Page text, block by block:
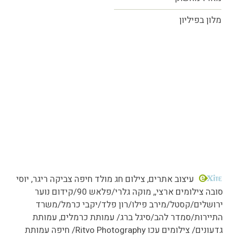
מלון בפיליון
עיצוב אתרים, צילום חג מולד חיפה צביקה ריגר, יוסי
סובה צילומים ארצי,, מוקה גלרי/
פלאש 90/קידום נוער
ירושלים/קסטל/מירב פילו/רון פלד/יקבי כרמל/משרד
התיירות/סמדר להב/סיגל ברג/ עמותת כרמלים, עמותת
גדעונים/ צילומים עכו Ritvo Photography/ חיפה עמותת